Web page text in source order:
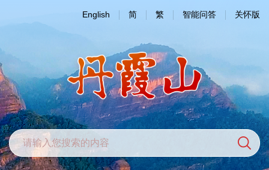
English 简 繁 智能问答 关怀版